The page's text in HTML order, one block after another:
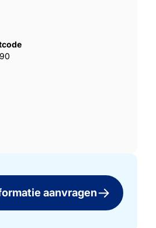
aanvragen